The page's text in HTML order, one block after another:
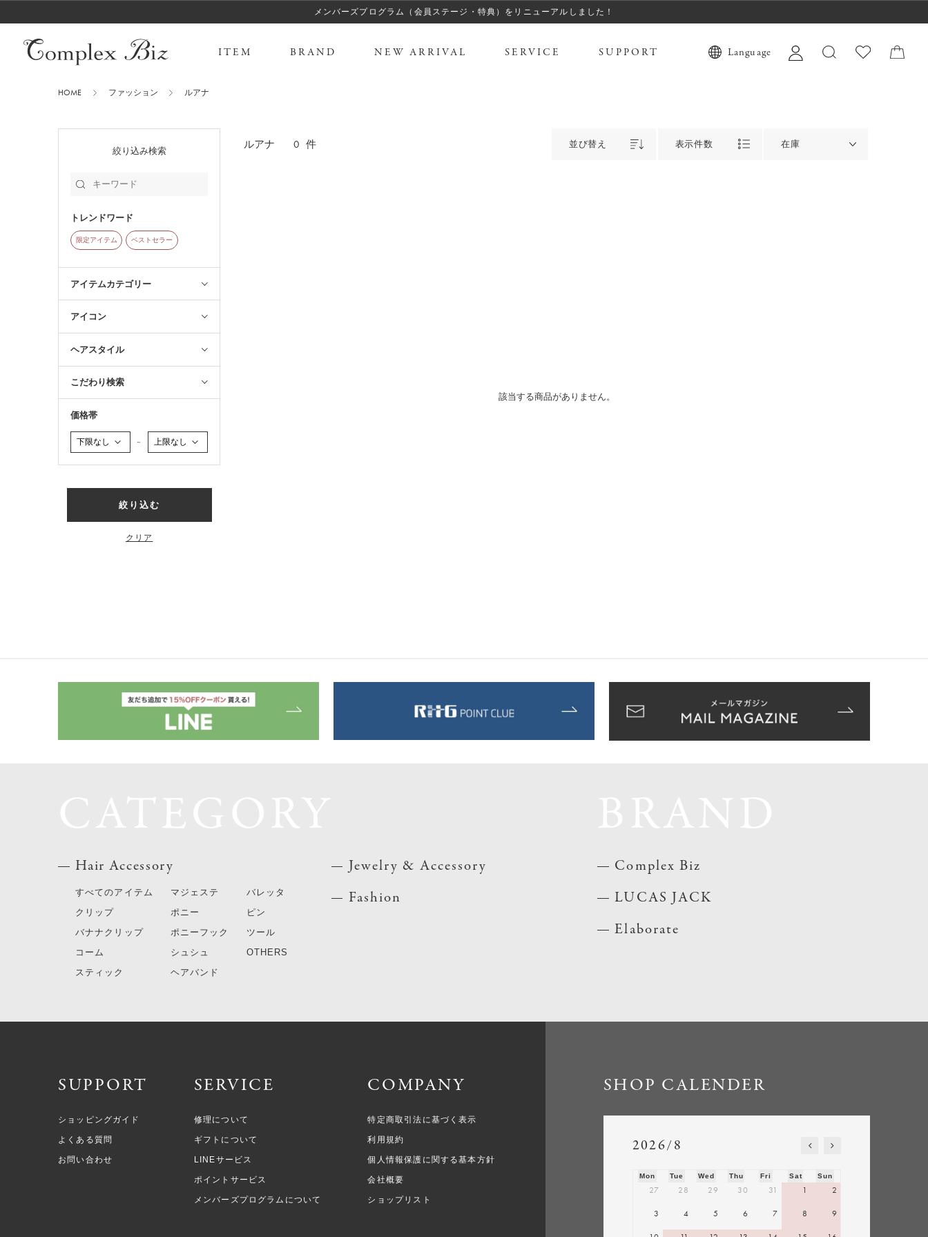
メンバーズプログラム（会員ステージ・特典）をリニューアルしました！
ITEM BRAND NEW ARRIVAL SERVICE SUPPORT Language
HOME ファッション ルアナ
絞り込み検索
トレンドワード
限定アイテム ベストセラー
アイテムカテゴリー
アイコン
ヘアスタイル
こだわり検索
価格帯
～
絞り込む
クリア
ルアナ 0 件 並び替え 表示件数 在庫
該当する商品がありません。
Hair Accessory
すべてのアイテム
クリップ
バナナクリップ
コーム
スティック
マジェステ
ポニー
ポニーフック
シュシュ
ヘアバンド
バレッタ
ピン
ツール
OTHERS
Jewelry & Accessory
Fashion
Complex Biz
LUCAS JACK
Elaborate
SUPPORT
ショッピングガイド
よくある質問
お問い合わせ
SERVICE
修理について
ギフトについて
LINEサービス
ポイントサービス
メンバーズプログラムについて
COMPANY
特定商取引法に基づく表示
利用規約
個人情報保護に関する基本方針
会社概要
ショップリスト
SHOP CALENDER
2026/8
Mon Tue Wed Thu Fri Sat Sun
27 28 29 30 31 1 2
3 4 5 6 7 8 9